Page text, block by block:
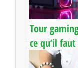
Tour
ce qu’il
pour bien